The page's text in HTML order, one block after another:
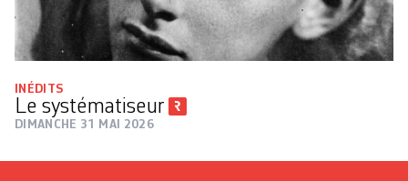
INÉDITS
Le systématiseur
DIMANCHE 31 MAI 2026